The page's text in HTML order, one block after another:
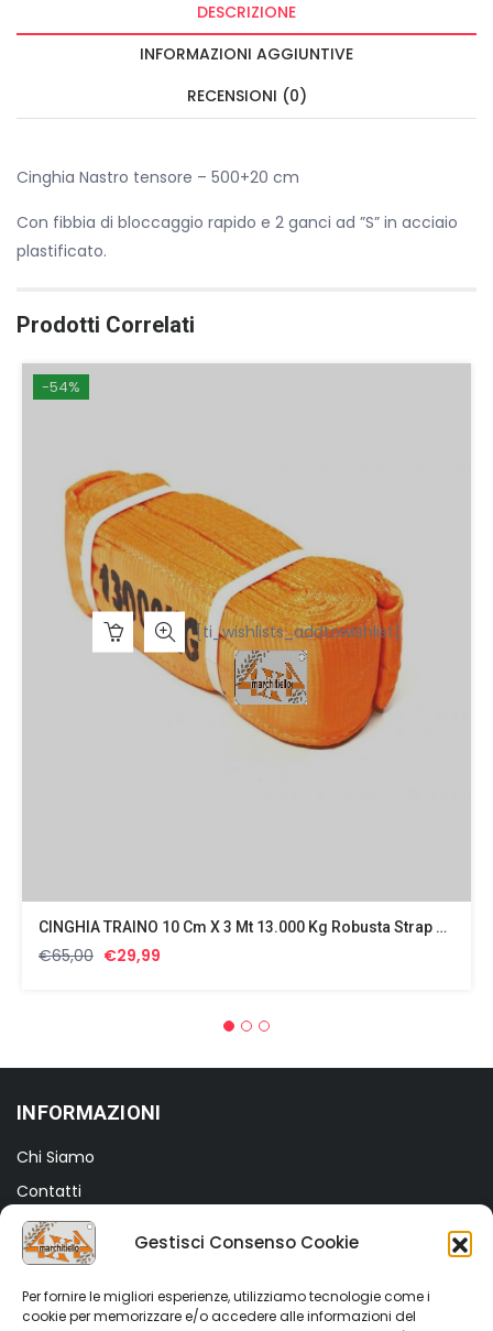
Gestisci Consenso Cookie
Per fornire le migliori esperienze, utilizziamo tecnologie come i
cookie per memorizzare e/o accedere alle informazioni del
DESCRIZIONE
INFORMAZIONI AGGIUNTIVE
RECENSIONI (0)
Cinghia Nastro tensore – 500+20 cm
Con fibbia di bloccaggio rapido e 2 ganci ad ”S” in acciaio
plastificato.
Prodotti Correlati
-54%
[ti_wishlists_addtowishlist]
CINGHIA TRAINO 10 Cm X 3 Mt 13.000 Kg Robusta Strap Off Road
€65,00 Il€29,99
INFORMAZIONI
Chi Siamo
Contatti
Termini e Condizioni
Privacy Policy
Cookie Policy (UE)